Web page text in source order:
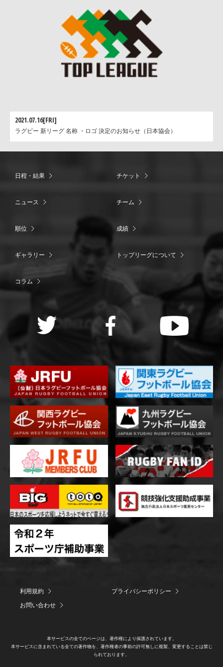
2021.07.16[FRI]
ラグビー 新リーグ 名称 ・ロゴ 決定のお知らせ（日本協会）
日程・結果 チケット
ニュース チーム
順位 成績
ギャラリー トップリーグについて
コラム
利用規約
プライバシーポリシー
お問い合わせ
本サービスの全てのページは、著作権により保護されています。
本サービスに含まれている全ての著作物を、著作権者の事前の許可無しに複製、変更することは禁じ
られております。